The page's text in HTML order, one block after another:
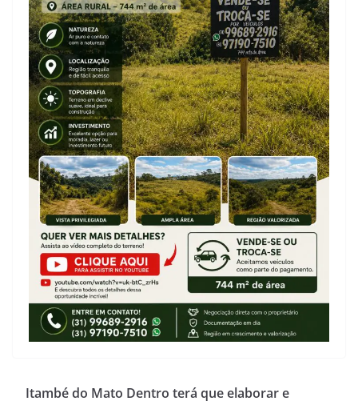
Itambé do Mato Dentro terá que elaborar e